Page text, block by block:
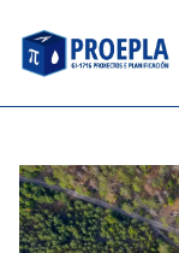
ao
contido